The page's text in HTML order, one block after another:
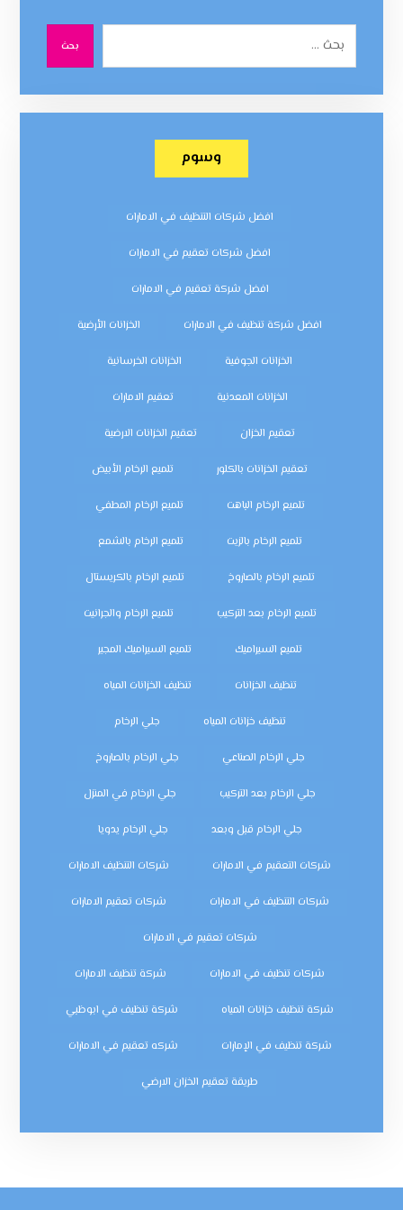
بحث
وسوم
افضل شركات التنظيف في الامارات
افضل شركات تعقيم في الامارات
افضل شركة تعقيم في الامارات
افضل شركة تنظيف في الامارات الخزانات الأرضية
الخزانات الجوفية الخزانات الخرسانية
الخزانات المعدنية تعقيم الامارات
تعقيم الخزان تعقيم الخزانات الارضية
تعقيم الخزانات بالكلور تلميع الرخام الأبيض
تلميع الرخام الباهت تلميع الرخام المطفي
تلميع الرخام بالزيت تلميع الرخام بالشمع
تلميع الرخام بالصاروخ تلميع الرخام بالكريستال
تلميع الرخام بعد التركيب تلميع الرخام والجرانيت
تلميع السيراميك تلميع السيراميك المجير
تنظيف الخزانات تنظيف الخزانات المياه
تنظيف خزانات المياه جلي الرخام
جلي الرخام الصناعي جلي الرخام بالصاروخ
جلي الرخام بعد التركيب جلي الرخام في المنزل
جلي الرخام قبل وبعد جلي الرخام يدويا
شركات التعقيم في الامارات شركات التنظيف الامارات
شركات التنظيف في الامارات شركات تعقيم الامارات
شركات تعقيم في الامارات
شركات تنظيف في الامارات شركة تنظيف الامارات
شركة تنظيف خزانات المياه شركة تنظيف في ابوظبي
شركة تنظيف في الإمارات شركه تعقيم في الامارات
طريقة تعقيم الخزان الارضي